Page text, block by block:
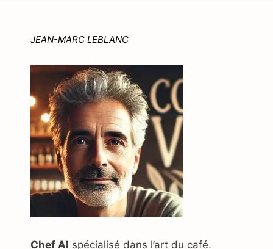
JEAN-MARC LEBLANC
Chef AI spécialisé dans l’art du café.